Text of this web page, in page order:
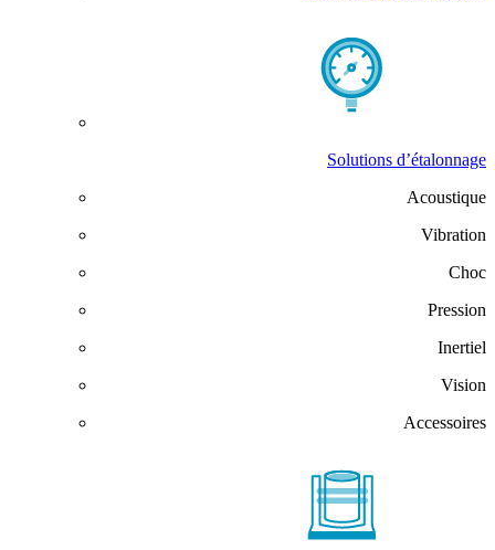
Solutions d’étalonnage
Acoustique
Vibration
Choc
Pression
Inertiel
Vision
Accessoires